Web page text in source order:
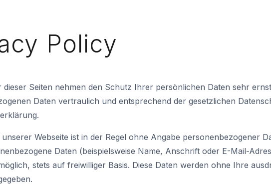
Policy
dieser Seiten nehmen den Schutz Ihrer persönlichen Daten sehr
Daten vertraulich und entsprechend der gesetzlichen
Webseite ist in der Regel ohne Angabe personenbezogener
Daten (beispielsweise Name, Anschrift oder E-Mail-
stets auf freiwilliger Basis. Diese Daten werden ohne Ihre